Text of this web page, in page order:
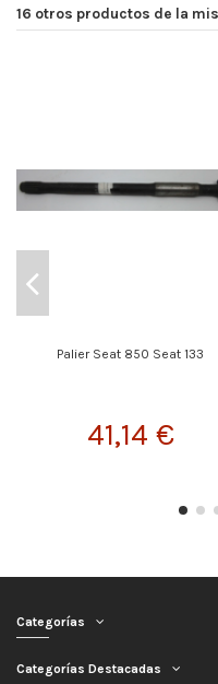
16 otros productos de la
Palier Seat 850 Seat 133
41,14 €
Categorías
Categorías Destacadas